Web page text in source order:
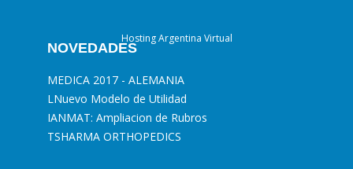
NOVEDADES
MEDICA 2017 - ALEMANIA
LNuevo Modelo de Utilidad
IANMAT: Ampliacion de Rubros
TSHARMA ORTHOPEDICS
Hosting Argentina Virtual